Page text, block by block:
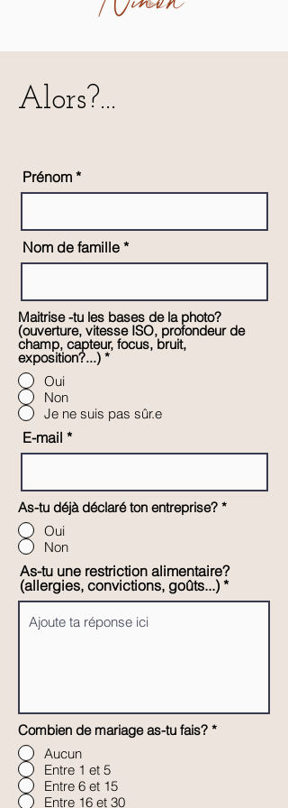
Alors?...
Prénom
Nom de famille
Maitrise -tu les bases de la photo?
(ouverture, vitesse ISO, profondeur de
champ, capteur, focus, bruit,
exposition?...) *
Oui
Non
Je ne suis pas sûr.e
E-mail
As-tu déjà déclaré ton entreprise? *
Oui
Non
As-tu une restriction alimentaire?
(allergies, convictions, goûts...)
Combien de mariage as-tu fais? *
Aucun
Entre 1 et 5
Entre 6 et 15
Entre 16 et 30